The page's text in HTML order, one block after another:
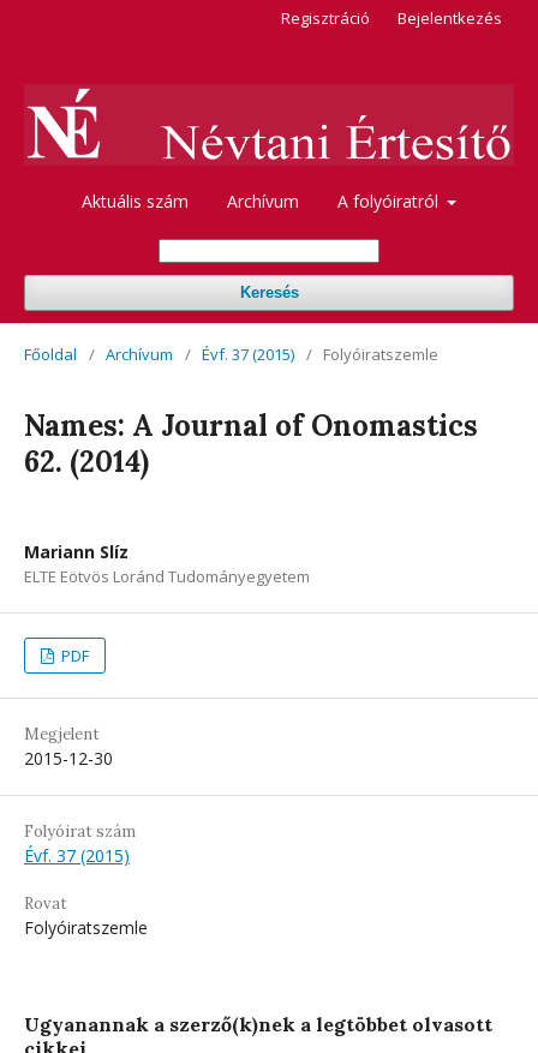
Aktuális szám Archívum A folyóiratról
Keresés
Regisztráció Bejelentkezés
Főoldal / Archívum / Évf. 37 (2015) / Folyóiratszemle
Names: A Journal of Onomastics
62. (2014)
Mariann Slíz
ELTE Eötvös Loránd Tudományegyetem
PDF
Megjelent
2015-12-30
Folyóirat szám
Évf. 37 (2015)
Rovat
Folyóiratszemle
Ugyanannak a szerző(k)nek a legtöbbet olvasott
cikkei